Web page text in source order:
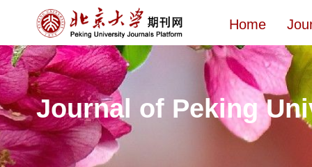
Home
Journal of Peking